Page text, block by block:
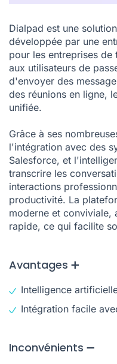
Dialpad est une
développée par une
pour les entreprises
aux utilisateurs de
d'envoyer des
des réunions en ligne,
unifiée.
Grâce à ses
l'intégration avec des
Salesforce, et
transcrire les
interactions
productivité. La
moderne et conviviale,
rapide, ce qui facilite
Avantages ➕
Intelligence
Intégration facile
Inconvénients ➖